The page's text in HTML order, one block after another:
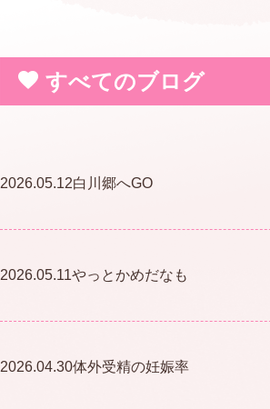
すべてのブログ
2026.05.12白川郷へGO
2026.05.11やっとかめだなも
2026.04.30体外受精の妊娠率